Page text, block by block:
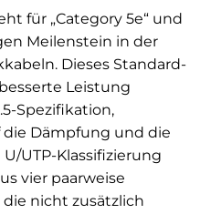
für „Category 5e“ und
Meilenstein in der
Dieses Standard-
Leistung
Spezifikation,
die Dämpfung und die
UTP-Klassifizierung
vier paarweise
nicht zusätzlich